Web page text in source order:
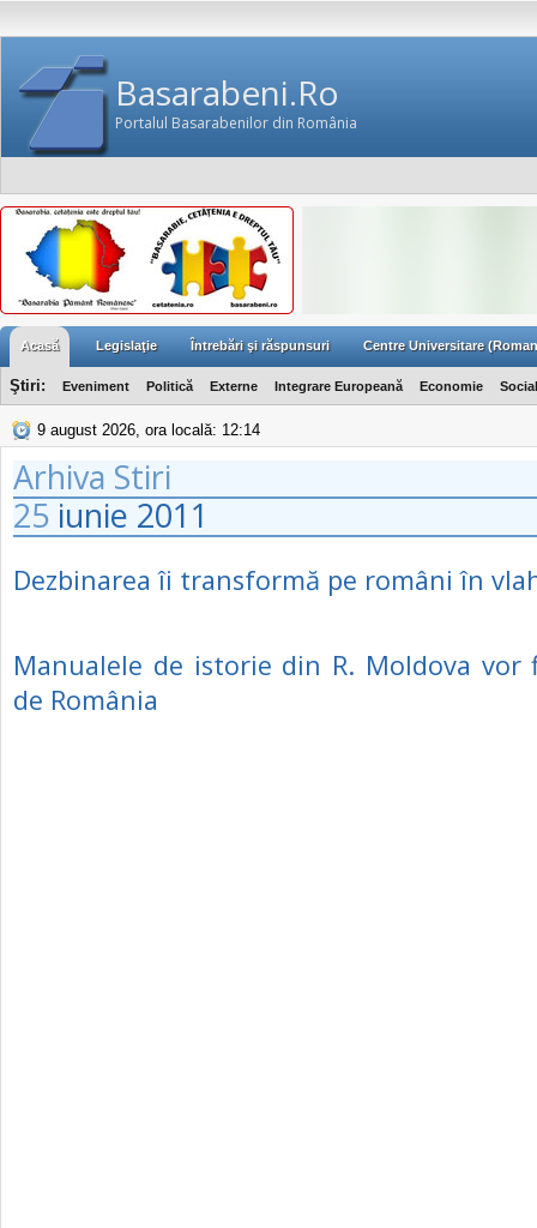
Basarabeni.Ro
Portalul Basarabenilor din România
Acasă Legislaţie Întrebări şi răspunsuri Centre Universitare
Ştiri: Eveniment Politică Externe Integrare Europeană Economie Social
9 august 2026, ora locală: 12:14
Arhiva Stiri
25 iunie 2011
Dezbinarea îi transformă pe români în
Manualele de istorie din R. Moldova vor
de România